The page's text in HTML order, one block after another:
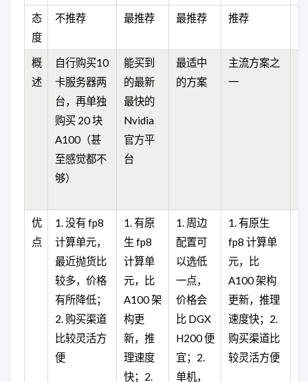
态
度
不推荐 最推荐 最推荐 推荐
概
述
自行购买10
卡服务器两
台，再单独
购买 20 块
A100（甚
至感觉都不
够）
能买到
的最新
最快的
Nvidia
官方平
台
最适中
的方案
主流方案之
一
优
点
1. 没有 fp8
计算单元，
最近抛货比
较多，价格
有所降低；
2. 购买渠道
比较灵活方
便
1. 有原
生 fp8
计算单
元，比
A100 架
构更
新，推
理速度
快；2.
1. 周边
配置可
以选低
一点，
价格会
比 DGX
H200 便
宜；2.
单机，
1. 有原生
fp8 计算单
元，比
A100 架构
更新，推理
速度快；2.
购买渠道比
较灵活方便